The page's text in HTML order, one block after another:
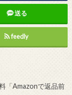
送る
feedly
「Amazonで返品前